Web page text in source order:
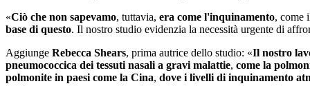
«Ciò che non sapevamo, tuttavia, era come l'inquinamento, come
base di questo. Il nostro studio evidenzia la necessità urgente di
Aggiunge Rebecca Shears, prima autrice dello studio: «Il nostro
pneumococcica dei tessuti nasali a gravi malattie, come la
polmonite in paesi come la Cina, dove i livelli di inquinamento